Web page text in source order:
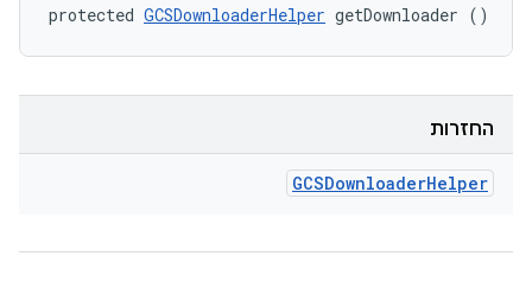
protected GCSDownloaderHelper getDownloader ()
החזרות
GCSDownloaderHelper